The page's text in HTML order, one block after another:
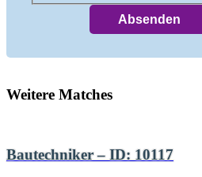
Weitere Matches
Bautechniker – ID: 10117